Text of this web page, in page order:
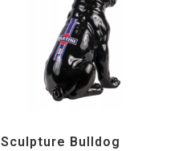
Sculpture Bulldog